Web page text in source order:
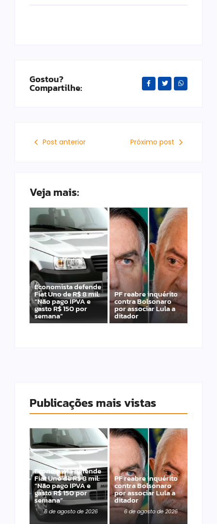
Gostou?
Compartilhe:
Post anterior Próximo post
Veja mais:
Economista defende
Fiat Uno de R$ 8 mil:
“Não pago IPVA e
gasto R$ 150 por
semana”
PF reabre inquérito
contra Bolsonaro
por associar Lula a
ditador
Publicações mais vistas
Economista defende
Fiat Uno de R$ 8 mil:
“Não pago IPVA e
gasto R$ 150 por
semana”
6 de agosto de 2026
PF reabre inquérito
contra Bolsonaro
por associar Lula a
ditador
6 de agosto de 2026